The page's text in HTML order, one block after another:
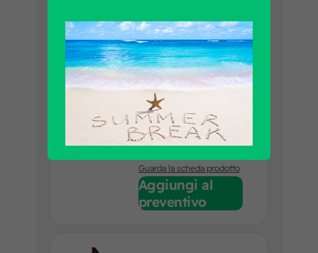
LUCE
INGOMBRO
LED POST.
Codice art. F.R.A.:
2301404C
Marca prodotto:
EQUIVALENTE
Applicazione:IVECO
Guarda la scheda prodotto
Aggiungi al
preventivo